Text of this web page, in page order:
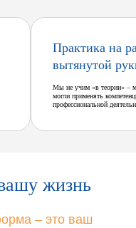
Практика на
вытянутой
Мы не учим «в теории» –
могли применять
профессиональной
жизнь
– это ваш